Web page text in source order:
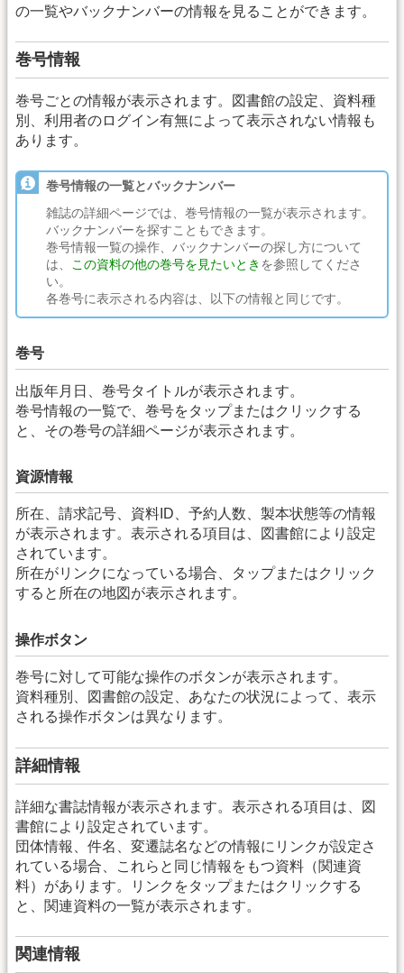
の一覧やバックナンバーの情報を見ることができます。
巻号情報
巻号ごとの情報が表示されます。図書館の設定、資料種
別、利用者のログイン有無によって表示されない情報も
あります。
巻号情報の一覧とバックナンバー
雑誌の詳細ページでは、巻号情報の一覧が表示されます。
バックナンバーを探すこともできます。
巻号情報一覧の操作、バックナンバーの探し方について
は、
この資料の他の巻号を見たいとき を参照してくださ
い。
各巻号に表示される内容は、以下の情報と同じです。
巻号
出版年月日、巻号タイトルが表示されます。
巻号情報の一覧で、巻号をタップまたはクリックする
と、その巻号の詳細ページが表示されます。
資源情報
所在、請求記号、資料ID、予約人数、製本状態等の情報
が表示されます。表示される項目は、図書館により設定
されています。
所在がリンクになっている場合、タップまたはクリック
すると所在の地図が表示されます。
操作ボタン
巻号に対して可能な操作のボタンが表示されます。
資料種別、図書館の設定、あなたの状況によって、表示
される操作ボタンは異なります。
詳細情報
詳細な書誌情報が表示されます。表示される項目は、図
書館により設定されています。
団体情報、件名、変遷誌名などの情報にリンクが設定さ
れている場合、これらと同じ情報をもつ資料（関連資
料）があります。リンクをタップまたはクリックする
と、関連資料の一覧が表示されます。
関連情報